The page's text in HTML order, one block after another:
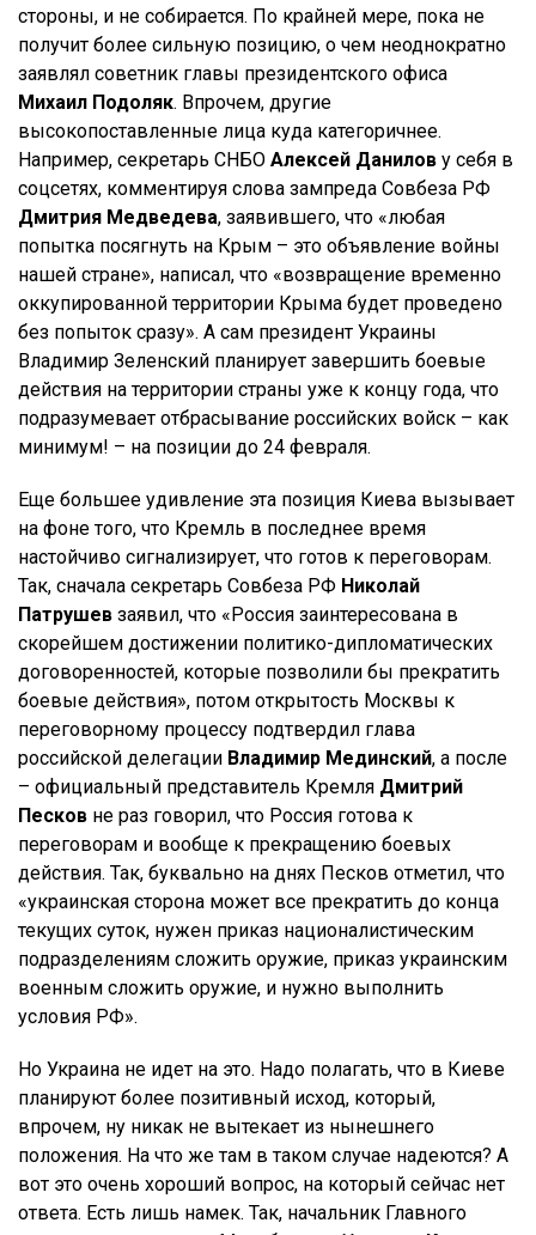
стороны, и не собирается. По крайней мере, пока не
получит более сильную позицию, о чем неоднократно
заявлял советник главы президентского офиса
Михаил Подоляк. Впрочем, другие
высокопоставленные лица куда категоричнее.
Например, секретарь СНБО Алексей Данилов у себя в
соцсетях, комментируя слова зампреда Совбеза РФ
Дмитрия Медведева, заявившего, что «любая
попытка посягнуть на Крым – это объявление войны
нашей стране», написал, что «возвращение временно
оккупированной территории Крыма будет проведено
без попыток сразу». А сам президент Украины
Владимир Зеленский планирует завершить боевые
действия на территории страны уже к концу года, что
подразумевает отбрасывание российских войск – как
минимум! – на позиции до 24 февраля.
Еще большее удивление эта позиция Киева вызывает
на фоне того, что Кремль в последнее время
настойчиво сигнализирует, что готов к переговорам.
Так, сначала секретарь Совбеза РФ Николай
Патрушев заявил, что «Россия заинтересована в
скорейшем достижении политико-дипломатических
договоренностей, которые позволили бы прекратить
боевые действия», потом открытость Москвы к
переговорному процессу подтвердил глава
российской делегации Владимир Мединский, а после
– официальный представитель Кремля Дмитрий
Песков не раз говорил, что Россия готова к
переговорам и вообще к прекращению боевых
действия. Так, буквально на днях Песков отметил, что
«украинская сторона может все прекратить до конца
текущих суток, нужен приказ националистическим
подразделениям сложить оружие, приказ украинским
военным сложить оружие, и нужно выполнить
условия РФ».
Но Украина не идет на это. Надо полагать, что в Киеве
планируют более позитивный исход, который,
впрочем, ну никак не вытекает из нынешнего
положения. На что же там в таком случае надеются? А
вот это очень хороший вопрос, на который сейчас нет
ответа. Есть лишь намек. Так, начальник Главного